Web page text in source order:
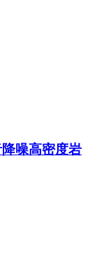
噪高密度岩